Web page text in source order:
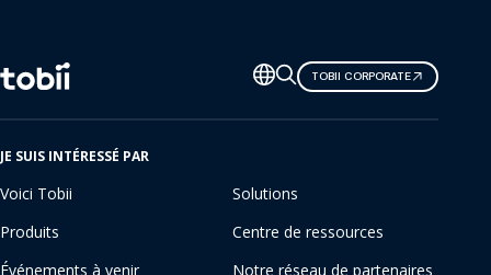
Changer
de
langue
TOBII CORPORATE
JE SUIS INTÉRESSÉ PAR
Voici Tobii
Solutions
Produits
Centre de ressources
Événements à venir
Notre réseau de partenaires